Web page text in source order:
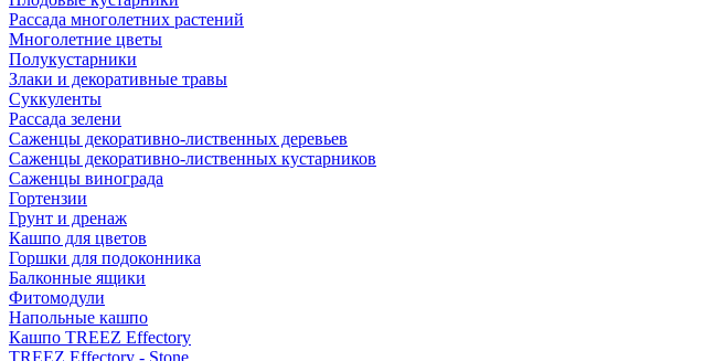
Рассада многолетних растений
Многолетние цветы
Полукустарники
Злаки и декоративные травы
Суккуленты
Рассада зелени
Саженцы декоративно-лиственных деревьев
Саженцы декоративно-лиственных кустарников
Саженцы винограда
Гортензии
Грунт и дренаж
Кашпо для цветов
Горшки для подоконника
Балконные ящики
Фитомодули
Напольные кашпо
Кашпо TREEZ Effectory
TREEZ Effectory - Stone